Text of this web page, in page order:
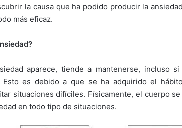
la causa que ha podido producir la
más eficaz.
aparece, tiende a mantenerse, incluso
Esto es debido a que se ha adquirido el
situaciones difíciles. Físicamente, el cuerpo
en todo tipo de situaciones.